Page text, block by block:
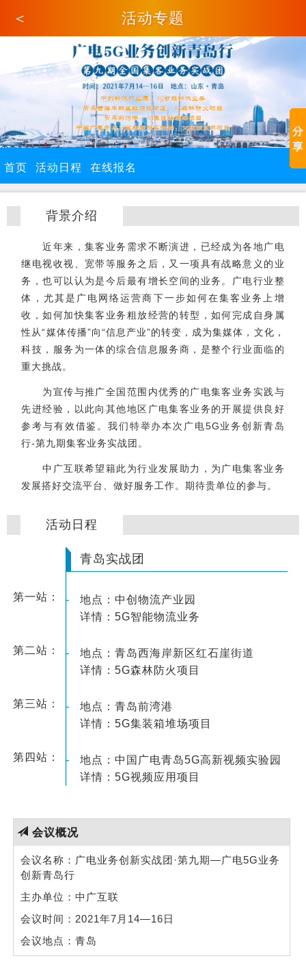
＜ 活动专题
首页 活动日程 在线报名
背景介绍
近年来，集客业务需求不断演进，已经成为各地广电
继电视收视、宽带等服务之后，又一项具有战略意义的业
务，也可以认为是今后最有增长空间的业务。广电行业整
体，尤其是广电网络运营商下一步如何在集客业务上增
收，如何加快集客业务粗放经营的转型，如何完成自身属
性从“媒体传播”向“信息产业”的转变，成为集媒体，文化，
科技，服务为一体的综合信息服务商，是整个行业面临的
重大挑战。
为宣传与推广全国范围内优秀的广电集客业务实践与
先进经验，以此向其他地区广电集客业务的开展提供良好
参考与有效借鉴。我们特举办本次广电5G业务创新青岛
行-第九期集客业务实战团。
中广互联希望籍此为行业发展助力，为广电集客业务
发展搭好交流平台、做好服务工作。期待贵单位的参与。
活动日程
青岛实战团
第一站： -
地点：中创物流产业园
详情：5G智能物流业务
第二站： -
地点：青岛西海岸新区红石崖街道
详情：5G森林防火项目
第三站： -
地点：青岛前湾港
详情：5G集装箱堆场项目
第四站： -
地点：中国广电青岛5G高新视频实验园
详情：5G视频应用项目
会议概况
会议名称：广电业务创新实战团·第九期—广电5G业务
创新青岛行
主办单位：中广互联
会议时间：2021年7月14—16日
会议地点：青岛